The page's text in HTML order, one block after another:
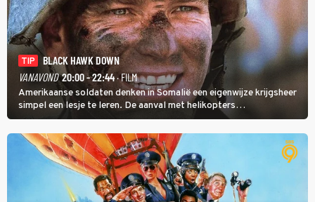
TIP
BLACK HAWK DOWN
VANAVOND 20:00 - 22:44· FILM
Amerikaanse soldaten denken in Somalië een eigenwijze krijgsheer
simpel een lesje te leren. De aanval met helikopters
verloopt in Black Hawk down dramatisch.